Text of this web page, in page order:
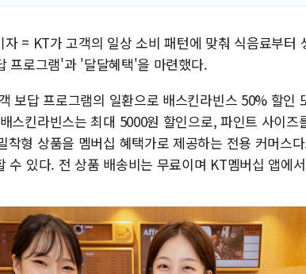
= KT가 고객의 일상 소비 패턴에 맞춰 식음료부터
프로그램'과 '달달혜택'을 마련했다.
보답 프로그램의 일환으로 배스킨라빈스 50% 할인
스킨라빈스는 최대 5000원 할인으로, 파인트 사이즈
착형 상품을 멤버십 혜택가로 제공하는 전용 커머스
수 있다. 전 상품 배송비는 무료이며 KT멤버십 앱에